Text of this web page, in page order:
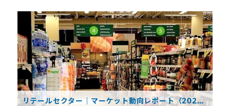
リテールセクター｜マーケット動向レポート（2023